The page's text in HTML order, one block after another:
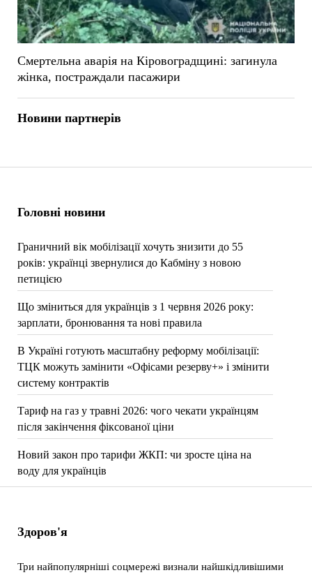
Головні новини
Граничний вік мобілізації хочуть знизити до 55
років: українці звернулися до Кабміну з новою
петицією
Що зміниться для українців з 1 червня 2026 року:
зарплати, бронювання та нові правила
В Україні готують масштабну реформу мобілізації:
ТЦК можуть замінити «Офісами резерву+» і змінити
систему контрактів
Тариф на газ у травні 2026: чого чекати українцям
після закінчення фіксованої ціни
Новий закон про тарифи ЖКП: чи зросте ціна на
воду для українців
Смертельна аварія на Кіровоградщині: загинула
жінка, постраждали пасажири
Новини партнерів
Здоров'я
Три найпопулярніші соцмережі визнали найшкідливішими